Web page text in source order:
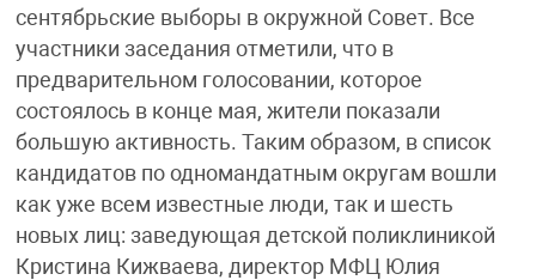
сентябрьские выборы в окружной Совет. Все
участники заседания отметили, что в
предварительном голосовании, которое
состоялось в конце мая, жители показали
большую активность. Таким образом, в список
кандидатов по одномандатным округам вошли
как уже всем известные люди, так и шесть
новых лиц: заведующая детской поликлиникой
Кристина Кижваева, директор МФЦ Юлия